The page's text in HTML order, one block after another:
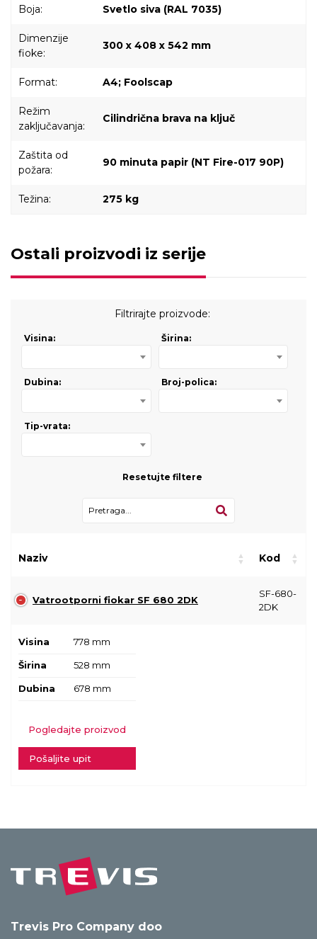
Boja: Svetlo siva (RAL 7035)
Dimenzije
fioke:
300 x 408 x 542 mm
Format: A4; Foolscap
Režim
zaključavanja:
Cilindrična brava na ključ
Zaštita od
požara:
90 minuta papir (NT Fire-017 90P)
Težina: 275 kg
Ostali proizvodi iz serije
Filtrirajte proizvode:
Visina: Širina:
Dubina: Broj-polica:
Tip-vrata:
Resetujte filtere
Naziv Kod
Vatrootporni fiokar SF 680 2DK
SF-680-
2DK
Visina 778 mm
Širina 528 mm
Dubina 678 mm
Pogledajte proizvod
Pošaljite upit
Trevis Pro Company doo